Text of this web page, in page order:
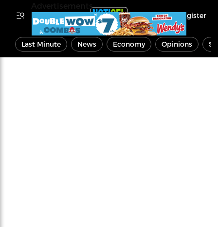
Register
Last Minute News Economy Opinions
Advertisements